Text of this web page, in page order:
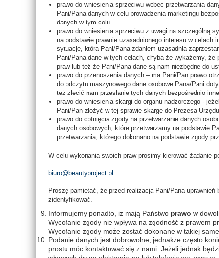
prawo do wniesienia sprzeciwu wobec przetwarzania
Pani/Pana danych w celu prowadzenia marketingu
danych w tym celu.
prawo do wniesienia sprzeciwu z uwagi na szczególną
na podstawie prawnie uzasadnionego interesu w
sytuację, która Pani/Pana zdaniem uzasadnia
Pani/Pana dane w tych celach, chyba że wykażemy,
praw lub też że Pani/Pana dane są nam niezbędne do
prawo do przenoszenia danych – ma Pani/Pan prawo
do odczytu maszynowego dane osobowe Pana/Pani
też zlecić nam przesłanie tych danych bezpośrednio
prawo do wniesienia skargi do organu nadzorczego -
Pani/Pan złożyć w tej sprawie skargę do Prezesa
prawo do cofnięcia zgody na przetwarzanie danych
danych osobowych, które przetwarzamy na podstawie
przetwarzania, którego dokonano na podstawie zgody
W celu wykonania swoich praw prosimy kierować żądanie
biuro@beautyproject.pl
Proszę pamiętać, że przed realizacją Pani/Pana
zidentyfikować.
Informujemy ponadto, iż mają Państwo prawo w
Wycofanie zgody nie wpływa na zgodność z prawem
Wycofanie zgody może zostać dokonane w takiej
Podanie danych jest dobrowolne, jednakże często
prostu móc kontaktować się z nami. Jeżeli jednak